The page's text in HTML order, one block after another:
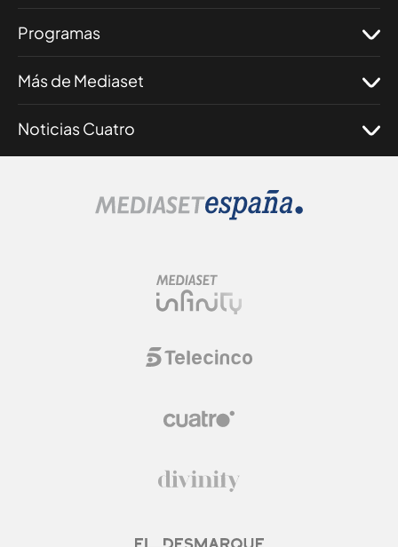
Programas
Más de Mediaset
Noticias Cuatro